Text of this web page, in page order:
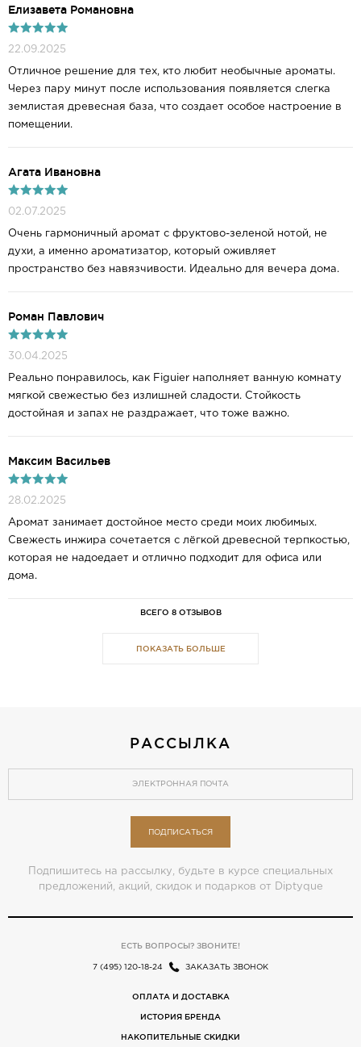
Елизавета Романовна
22.09.2025
Отличное решение для тех, кто любит необычные ароматы.
Через пару минут после использования появляется слегка
землистая древесная база, что создает особое настроение в
помещении.
Агата Ивановна
02.07.2025
Очень гармоничный аромат с фруктово-зеленой нотой, не
духи, а именно ароматизатор, который оживляет
пространство без навязчивости. Идеально для вечера дома.
Роман Павлович
30.04.2025
Реально понравилось, как Figuier наполняет ванную комнату
мягкой свежестью без излишней сладости. Стойкость
достойная и запах не раздражает, что тоже важно.
Максим Васильев
28.02.2025
Аромат занимает достойное место среди моих любимых.
Свежесть инжира сочетается с лёгкой древесной терпкостью,
которая не надоедает и отлично подходит для офиса или
дома.
ВСЕГО 8 ОТЗЫВОВ
ПОКАЗАТЬ БОЛЬШЕ
РАССЫЛКА
ПОДПИСАТЬСЯ
Подпишитесь на рассылку, будьте в курсе специальных
предложений, акций, скидок и подарков от Diptyque
ЕСТЬ ВОПРОСЫ? ЗВОНИТЕ!
7 (495) 120-18-24 ЗАКАЗАТЬ ЗВОНОК
ОПЛАТА И ДОСТАВКА
ИСТОРИЯ БРЕНДА
НАКОПИТЕЛЬНЫЕ СКИДКИ